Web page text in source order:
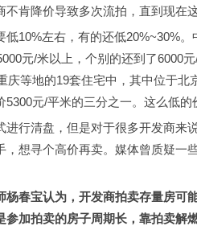
肯降价导致多次流拍，直到现在
低10%左右，有的还低20%~30%
元/米以上，个别的还到了6000
庆等地的19套住宅中，其中位于
元/平米的三分之一。这么低的
行清盘，但是对于很多开发商来
想寻个高价再卖。媒体曾质疑一
杨春宝认为，开发商拍卖存量房
加拍卖的房子周期长，靠拍卖解